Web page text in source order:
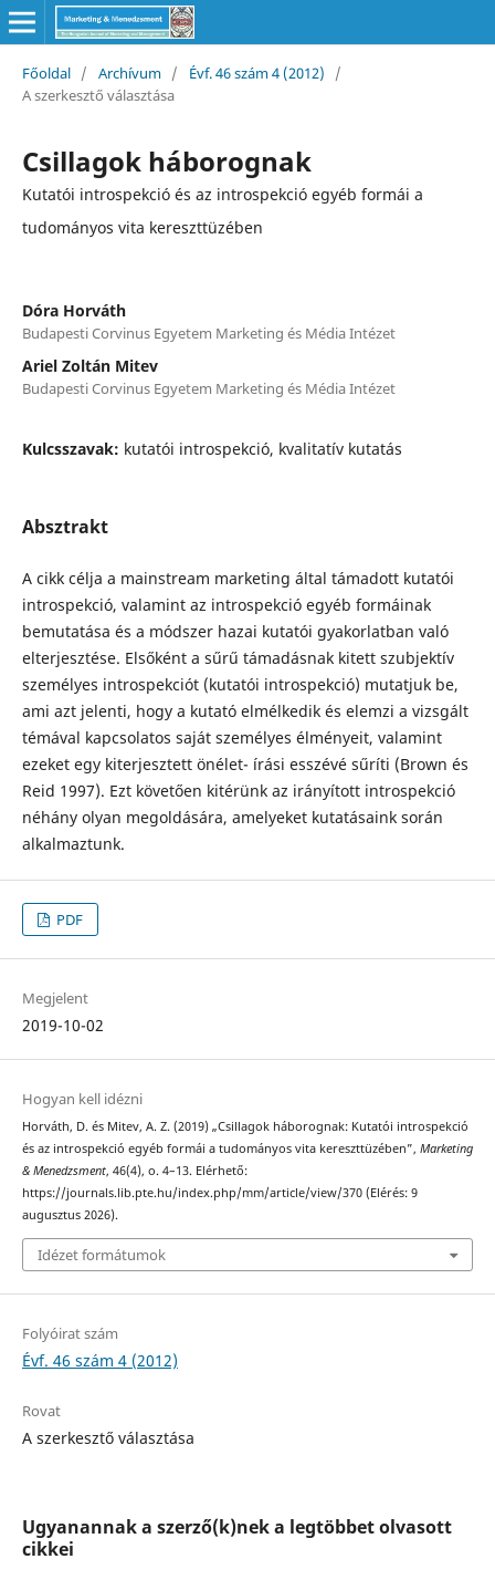
Főoldal / Archívum / Évf. 46 szám 4 (2012)
/
A szerkesztő választása
Csillagok háborognak
Kutatói introspekció és az introspekció egyéb formái a
tudományos vita kereszttüzében
Dóra Horváth
Budapesti Corvinus Egyetem Marketing és Média Intézet
Ariel Zoltán Mitev
Budapesti Corvinus Egyetem Marketing és Média Intézet
Kulcsszavak: kutatói introspekció, kvalitatív kutatás
Absztrakt
A cikk célja a mainstream marketing által támadott kutatói
introspekció, valamint az introspekció egyéb formáinak
bemutatása és a módszer hazai kutatói gyakorlatban való
elterjesztése. Elsőként a sűrű támadásnak kitett szubjektív
személyes introspekciót (kutatói introspekció) mutatjuk be,
ami azt jelenti, hogy a kutató elmélkedik és elemzi a vizsgált
témával kapcsolatos saját személyes élményeit, valamint
ezeket egy kiterjesztett önélet- írási esszévé sűríti (Brown és
Reid 1997). Ezt követően kitérünk az irányított introspekció
néhány olyan megoldására, amelyeket kutatásaink során
alkalmaztunk.
PDF
Megjelent
2019-10-02
Hogyan kell idézni
Horváth, D. és Mitev, A. Z. (2019) „Csillagok háborognak: Kutatói introspekció
és az introspekció egyéb formái a tudományos vita kereszttüzében”, Marketing
& Menedzsment, 46(4), o. 4–13. Elérhető:
https://journals.lib.pte.hu/index.php/mm/article/view/370 (Elérés: 9
augusztus 2026).
Idézet formátumok
Folyóirat szám
Évf. 46 szám 4 (2012)
Rovat
A szerkesztő választása
Ugyanannak a szerző(k)nek a legtöbbet olvasott
cikkei